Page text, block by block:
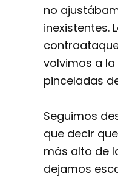
no
inexistentes.
volvimos a
pinceladas
Seguimos
que decir
más alto de
dejamos